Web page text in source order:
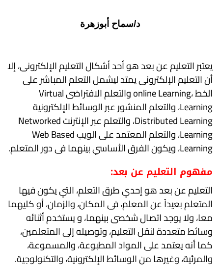
د/سماح أبوزهرة
يعتبر التعليم عن بعد هو أحد أشكال التعليم الإلكترونى، إلا
أن التعليم الإلكترونى يمتد ليشمل التعلم المباشر على
الخط ،online Learning والتعلم الافتراضى Virtual
Learning، والتعلم المنشور عبر الوسائط الإلكترونية
Distributed Learning، والتعلم عبر الإنترنت Networked
Learning، والتعلم المعتمد على الويب Web Based
Learning، ويكون الفرق الأساسي بينهما فى دور المتعلم.
مفهوم التعليم عن بعد:
التعليم عن بعد هو إحدي طرق التعلم، التي يكون فيها
المتعلم بعيداً عن المعلم، فى المكان، والزمان، أو كليهما
معا، ولا يوجد اتصال شخصى بينهما، و يستخدم أثنائه
وسائط متعددة لنقل التعليم، وتوصيله إلى المتعلمين،
كما أنه يعتمد على المواد المطبوعة، والمسموعة،
والمرئية، وغيرها من الوسائط الإلكترونية، والتكنولوجية.